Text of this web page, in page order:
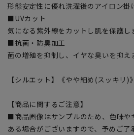
形態安定性に優れ洗濯後のアイロン掛
■UVカット
気になる紫外線をカットし肌を保護し
■抗菌・防臭加工
菌の増殖を抑制し、イヤな臭いを抑え
【シルエット】《やや細め(スッキ
【商品に関するご注意】
■商品画像はサンプルのため、色味や
ある場合がございますので、予めご了